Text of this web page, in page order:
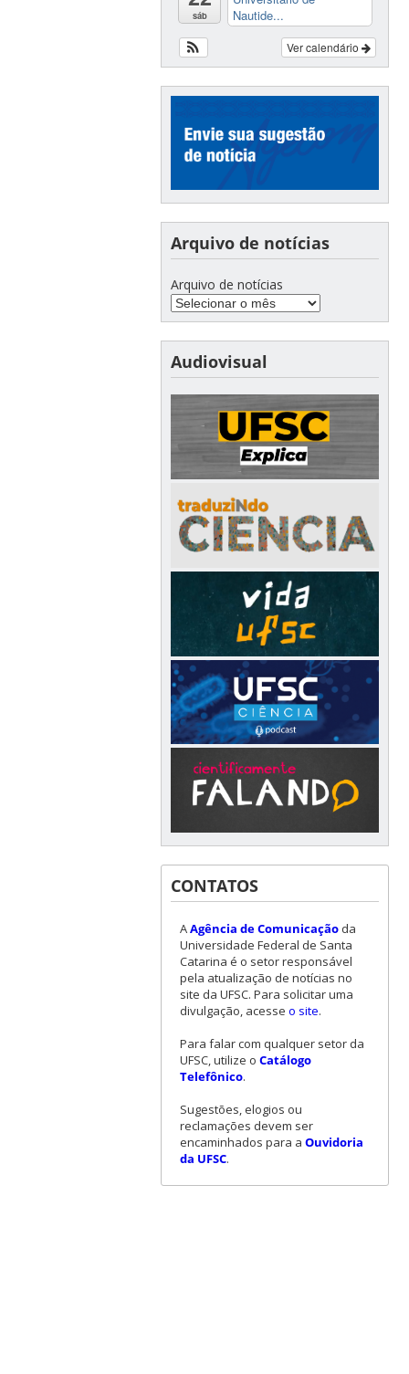
sáb
Nautide...
Ver calendário
Arquivo de notícias
Arquivo de notícias
Audiovisual
CONTATOS
AAgência de Comunicaçãoda
Universidade Federal de Santa
Catarina é o setor responsável
pela atualização de notícias no
site da UFSC. Para solicitar uma
divulgação, acesse o site.
Para falar com qualquer setor da
UFSC, utilize o Catálogo
Telefônico.
Sugestões, elogios ou
reclamações devem ser
encaminhados para a Ouvidoria
da UFSC.